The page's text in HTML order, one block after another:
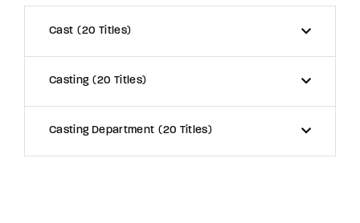
Cast 20 Titles
Casting 20 Titles
Casting Department 20 Titles